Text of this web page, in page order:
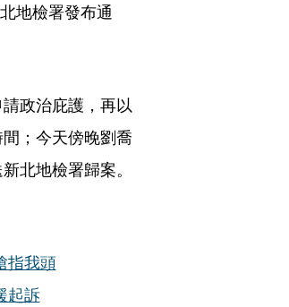
地檢署發布通
政治庇護，再以
；今天傍晚劉喬
北地檢署歸案。
指我頭
起訴